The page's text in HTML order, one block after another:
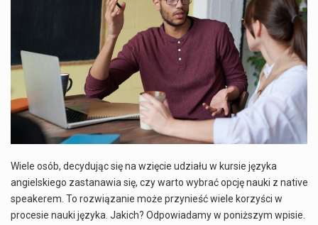
Co to jest NATO? NATO, czyli Organizacja Traktatu Północnoatlantyckiego, to międzynarodowy sojusz wojskowy, który powstał 4 kwietnia 1949 roku. Jego głównym celem jest zapewnienie wolności…
Estetyka i styl: Elegancja vs Minimalizm Główną różnicą, którą widać na pierwszy rzut oka, jest sposób pracy materiału. Rolety rzymskie to produkt typu "2 w 1"…
Co charakteryzuje wojnę na Ukrainie w 2026 roku? W 2026 roku wojna na Ukrainie trwa już pięć lat, a jej przebieg charakteryzuje się intensywnymi działaniami…
Wiele osób, decydując się na wzięcie udziału w kursie języka
angielskiego zastanawia się, czy warto wybrać opcję nauki z native
speakerem. To rozwiązanie może przynieść wiele korzyści w
procesie nauki języka. Jakich? Odpowiadamy w poniższym wpisie.